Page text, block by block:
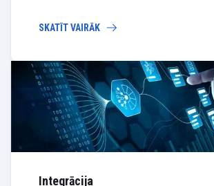
SKATĪT VAIRĀK
Integrācija